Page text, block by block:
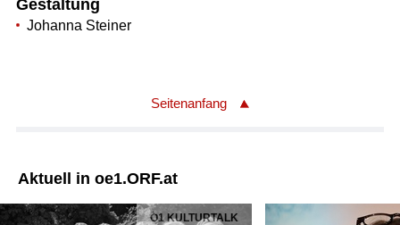
Gestaltung
Johanna Steiner
Seitenanfang
Aktuell in oe1.ORF.at
Ö1 KULTURTALK